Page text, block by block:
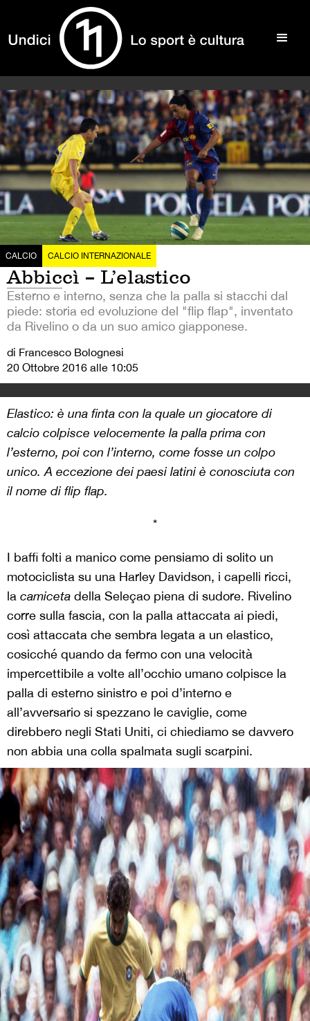
CALCIO CALCIO INTERNAZIONALE
Abbiccì – L’elastico
Esterno e interno, senza che la palla si stacchi dal
piede: storia ed evoluzione del "flip flap", inventato
da Rivelino o da un suo amico giapponese.
di Francesco Bolognesi
20 Ottobre 2016 alle 10:05
Elastico: è una finta con la quale un giocatore di
calcio colpisce velocemente la palla prima con
l’esterno, poi con l’interno, come fosse un colpo
unico. A eccezione dei paesi latini è conosciuta con
il nome di flip flap.
*
I baffi folti a manico come pensiamo di solito un
motociclista su una Harley Davidson, i capelli ricci,
la camiceta della Seleçao piena di sudore. Rivelino
corre sulla fascia, con la palla attaccata ai piedi,
così attaccata che sembra legata a un elastico,
cosicché quando da fermo con una velocità
impercettibile a volte all’occhio umano colpisce la
palla di esterno sinistro e poi d’interno e
all’avversario si spezzano le caviglie, come
direbbero negli Stati Uniti, ci chiediamo se davvero
non abbia una colla spalmata sugli scarpini.